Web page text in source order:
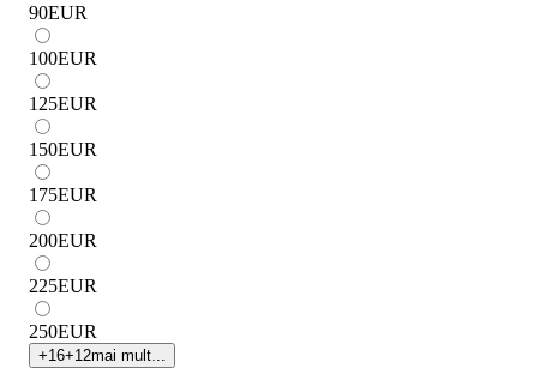
90EUR
100EUR
125EUR
150EUR
175EUR
200EUR
225EUR
250EUR
+16+12mai mult...